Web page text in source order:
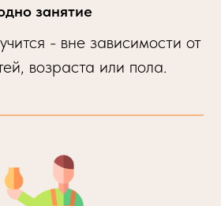
занятие
- вне зависимости от
возраста или пола.